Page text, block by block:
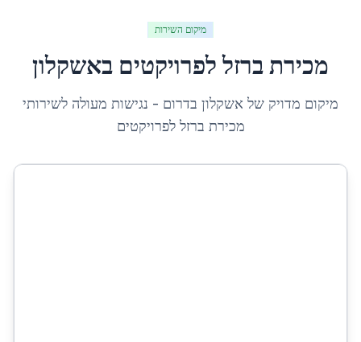
מיקום השירות
מכירת ברזל לפרויקטים באשקלון
מיקום מדויק של אשקלון בדרום - נגישות מעולה לשירותי
מכירת ברזל לפרויקטים